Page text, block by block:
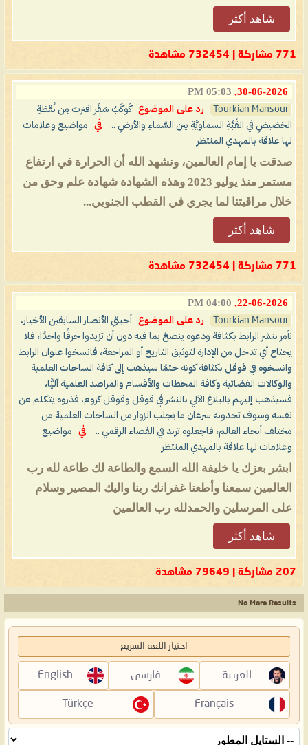
شاهد أكثر
771 مشاركة | 732454 مشاهدة
30-06-2026,
05:03 PM
Tourkian Mansour رد على الموضوع
كَوكَبُ سَقَر اقتربَ مِن نُقطَةِ
الحَضيضِ في القُبَّةِ السماويَّةِ بين السَّماءِ والأرضِ ..
في
مواضيع وعلامات
لها علاقة بالمهدي المنتظر
صدقت يا إمام العالمين، ونشهد الله أن الحرارة في ارتفاع
مستمر منذ يوليو 2023 وهذه الشهادة شهادة علم وحق من
خلال مراقبتنا لما يجري في القطب الجنوبي...
شاهد أكثر
771 مشاركة | 732454 مشاهدة
22-06-2026,
04:00 PM
Tourkian Mansour رد على الموضوع
أحبتي الأنصار السابقين الأخيار،
نأمر بنشر الرابط بكثافة ودعوه ينضخ بما فيه دون أن تزيدوا حرفًا واحدًا، فلا
يحتاح أي تدخل من الإدارة لتوثيق التاريخ أو المراجعة، فانسخوا عنوان الرابط
وانسخوه في قوقل بكثافة كونه حتمًا سيذهب إلى كافة الساحات العلمية
والوكالات الفضائية وكافة المحطات والأقسام والمراصد العلمية آليًّا،
فسيذهب إليهم بالبلاغ الآلي بالنشر في قوقل وقوقل كروم، فذروه يتكلم عن
نفسه وسوف تجدونه سرعان ما يجلب الزوار من الساحات العلمية من
مختلف أنحاء العالم، فاجعلوه ترند في الفضاء الرقمي ..
في
مواضيع
وعلامات لها علاقة بالمهدي المنتظر
ابشر بعزك يا خليفة الله السمع والطاعة لك طاعة لله رب
العالمين سمعنا وأطعنا غفرانك ربنا واليك المصير وسلام
على المرسلين والحمدلله رب العالمين
شاهد أكثر
207 مشاركة | 79649 مشاهدة
No More Results
اختيار اللغة السريع
العربية فارسی English
Français
Türkçe